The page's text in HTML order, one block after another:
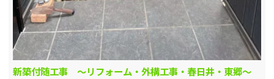
新築付随工事 ～リフォーム・外構工事・春日井・東郷～